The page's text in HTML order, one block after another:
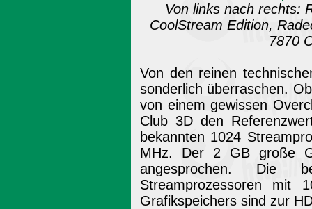
Von links nach rechts:
CoolStream Edition,
7870
Von den reinen
sonderlich überraschen.
von einem gewissen
Club 3D den
bekannten 1024
MHz. Der 2 GB große
angesprochen. Die
Streamprozessoren mit
Grafikspeichers sind zur